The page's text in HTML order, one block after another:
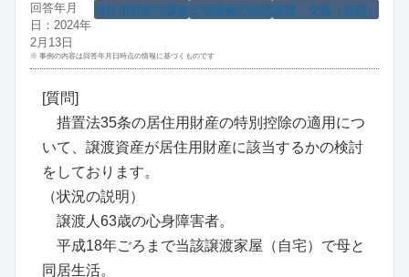
譲渡・交換（資産）
土地建物の譲渡
居住用財産の譲渡
回答年月
日：2024年
2月13日
※ 事例の内容は回答年月日時点の情報に基づくものです
[質問]
措置法35条の居住用財産の特別控除の適用につ
いて、譲渡資産が居住用財産に該当するかの検討
をしております。
（状況の説明）
譲渡人63歳の心身障害者。
平成18年ごろまで当該譲渡家屋（自宅）で母と
同居生活。